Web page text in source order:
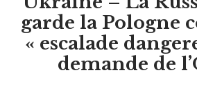
garde la Pologne
« escalade
demande de